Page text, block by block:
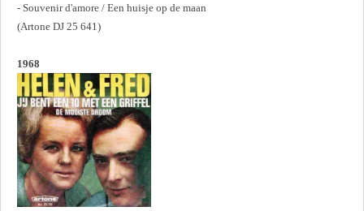
- Souvenir d'amore / Een huisje op de maan
(Artone DJ 25 641)
1968